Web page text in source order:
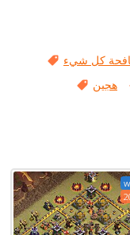
كل شيء
هجين